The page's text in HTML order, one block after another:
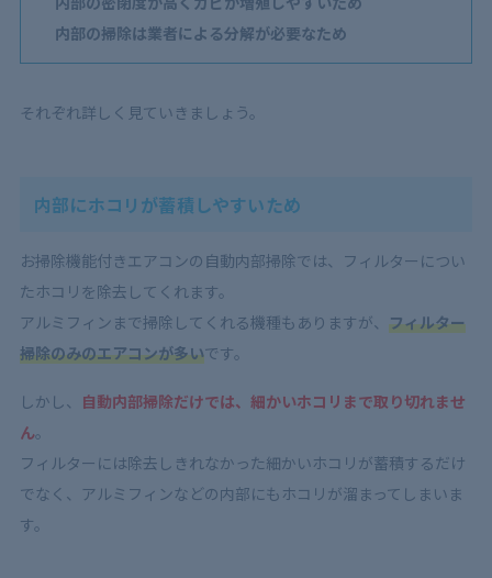
内部の掃除は業者による分解が必要なため
それぞれ詳しく見ていきましょう。
内部にホコリが蓄積しやすいため
お掃除機能付きエアコンの自動内部掃除では、フィルターについ
たホコリを除去してくれます。
アルミフィンまで掃除してくれる機種もありますが、 フィルター
掃除のみのエアコンが多いです。
しかし、 自動内部掃除だけでは、細かいホコリまで取り切れませ
ん。
フィルターには除去しきれなかった細かいホコリが蓄積するだけ
でなく、アルミフィンなどの内部にもホコリが溜まってしまいま
す。